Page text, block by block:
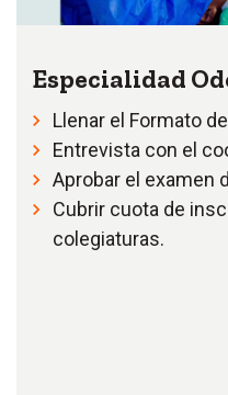
Especialidad
Llenar el Formato
Entrevista con el
Aprobar el examen
Cubrir cuota de
colegiaturas.